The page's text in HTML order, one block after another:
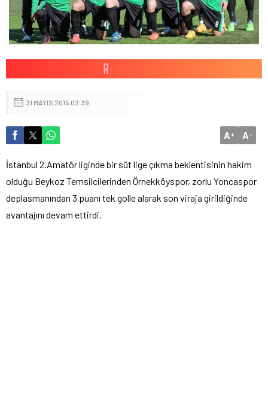
31 MAYIS 2015 02:39
A+ A-
İstanbul 2.Amatör liginde bir süt lige çıkma beklentisinin hakim
olduğu Beykoz Temsilcilerinden Örnekköyspor, zorlu Yoncaspor
deplasmanından 3 puanı tek golle alarak son viraja girildiğinde
avantajını devam ettirdi.